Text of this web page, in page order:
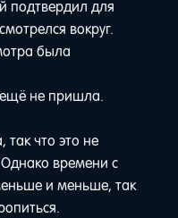
подтвердил для
вокруг.
была
не пришла.
что это не
времени с
и меньше, так